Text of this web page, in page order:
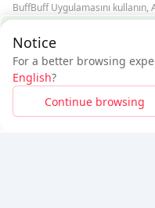
$21.32
Yeni Kullanıcı:
Giriş
Notice
For a better browsing
English?
Continue browsing
BuffBuff Uygulamasını
Güncelleyin
Bizi Takip Edin